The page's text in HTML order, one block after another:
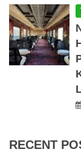
RECENT